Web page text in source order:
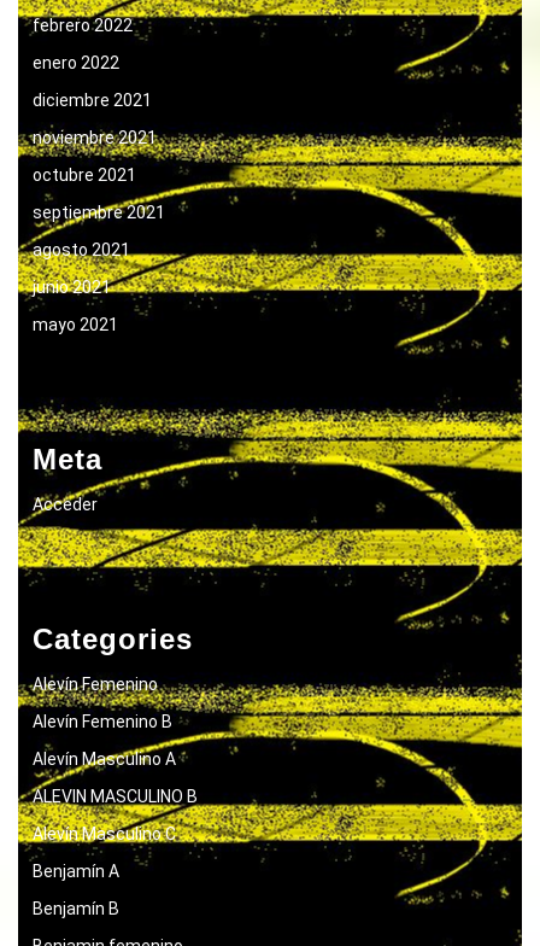
febrero 2022
enero 2022
diciembre 2021
noviembre 2021
octubre 2021
septiembre 2021
agosto 2021
junio 2021
mayo 2021
Meta
Acceder
Categories
Alevín Femenino
Alevín Femenino B
Alevín Masculino A
ALEVIN MASCULINO B
Alevín Masculino C
Benjamín A
Benjamín B